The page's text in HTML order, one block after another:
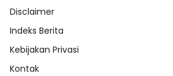
Disclaimer
Indeks Berita
Kebijakan Privasi
Kontak